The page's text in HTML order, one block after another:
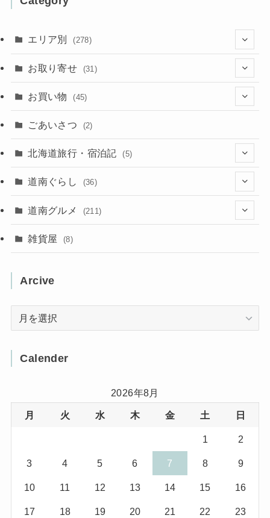
エリア別 (278)
(102)
(2)
(16)
(31)
(137)
(78)
(16)
(3)
お取り寄せ (31)
(4)
(15)
(2)
(1)
お買い物 (45)
(10)
(2)
(2)
(11)
ごあいさつ (2)
北海道旅行・宿泊記 (5)
(5)
道南ぐらし (36)
(13)
(10)
道南グルメ (211)
(3)
(10)
雑貨屋 (8)
Arcive
Arcive
Calender
2026年8月
月 火 水 木 金 土 日
1 2
3 4 5 6 7 8 9
10 11 12 13 14 15 16
17 18 19 20 21 22 23